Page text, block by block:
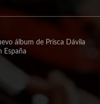
álbum de Prisca Dávila
España